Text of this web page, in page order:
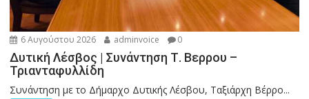
6 Αυγούστου 2026 adminvoice 0
Δυτική Λέσβος | Συνάντηση Τ. Βερρου –
Τριανταφυλλίδη
Συνάντηση με το Δήμαρχο Δυτικής Λέσβου, Ταξιάρχη Βέρρο...